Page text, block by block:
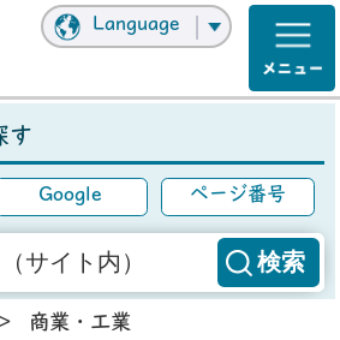
Language
す
Google ページ番号
商業・工業